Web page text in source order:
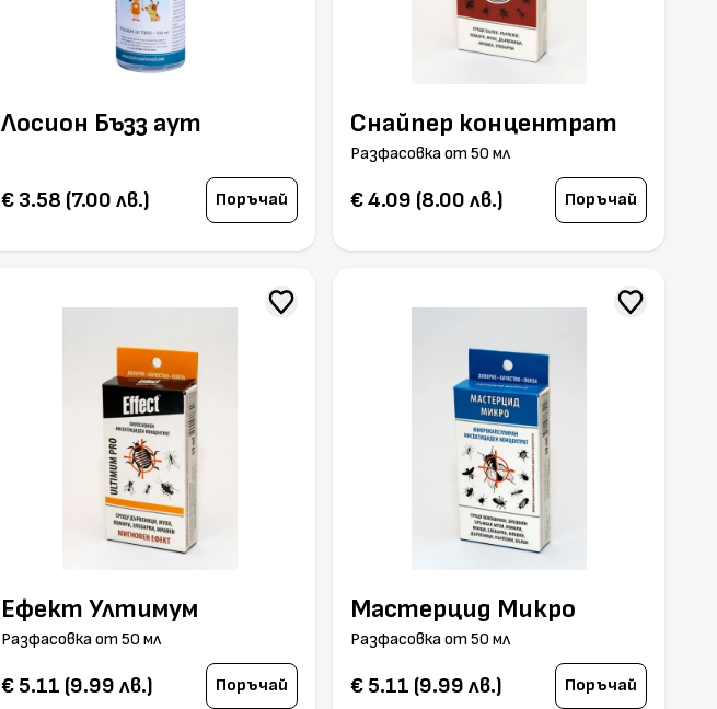
Лосион Бъзз аут
€ 3.58 (7.00 лв.) Поръчай
Снайпер концентрат
Разфасовка от 50 мл
€ 4.09 (8.00 лв.) Поръчай
Ефект Ултимум
Разфасовка от 50 мл
€ 5.11 (9.99 лв.) Поръчай
Мастерцид Микро
Разфасовка от 50 мл
€ 5.11 (9.99 лв.) Поръчай